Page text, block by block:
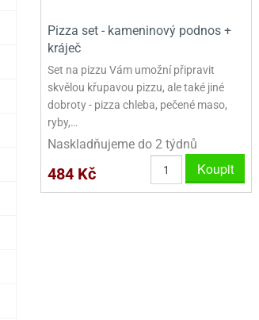
ŠLEHAČKY A SMETANY
ZMRZLINY
ŽELATINY
OSTATNÍ CUKRÁŘSKÉ SUROVINY
DRIP POLEVY
ŠLEHAČKY A SMETANYZTUŽOVAČE
ROSTLINNÉ
ŽIVOČIŠNÉ ŠLEHAČKY
ZMRZLINY
ŽELATINY
OSTATNÍ CUKRÁŘSKÉ SUROVINY
Pizza set - kameninový podnos +
kráječ
Set na pizzu Vám umožní připravit
skvělou křupavou pizzu, ale také jiné
dobroty - pizza chleba, pečené maso,
ryby,…
Naskladňujeme do 2 týdnů
484 Kč Koupit